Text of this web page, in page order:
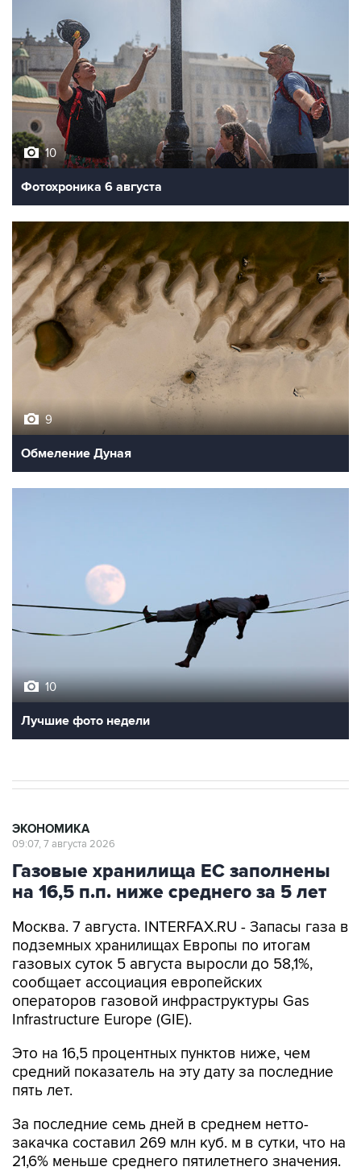
10
Фотохроника 6 августа
9
Обмеление Дуная
10
Лучшие фото недели
ЭКОНОМИКА
09:07, 7 августа 2026
Газовые хранилища ЕС заполнены
на 16,5 п.п. ниже среднего за 5 лет
Москва. 7 августа. INTERFAX.RU - Запасы газа в
подземных хранилищах Европы по итогам
газовых суток 5 августа выросли до 58,1%,
сообщает ассоциация европейских
операторов газовой инфраструктуры Gas
Infrastructure Europe (GIE).
Это на 16,5 процентных пунктов ниже, чем
средний показатель на эту дату за последние
пять лет.
За последние семь дней в среднем нетто-
закачка составил 269 млн куб. м в сутки, что на
21,6% меньше среднего пятилетнего значения.